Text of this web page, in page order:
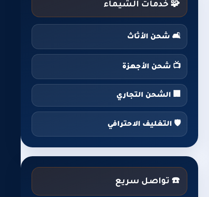
🧩 خدمات الشيماء
🛋️ شحن الأثاث
📺 شحن الأجهزة
🏢 الشحن التجاري
🛡️ التغليف الاحترافي
☎️ تواصل سريع